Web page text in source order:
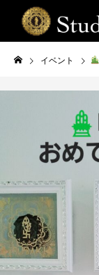
イベント